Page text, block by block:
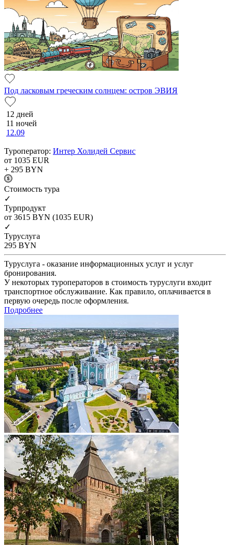
Под ласковым греческим солнцем: остров ЭВИЯ
12 дней
11 ночей
12.09
Туроператор: Интер Холидей Сервис
от 1035 EUR
+ 295 BYN
Cтоимость тура
✓
Турпродукт
от 3615 BYN (1035 EUR)
✓
Туруслуга
295 BYN
Туруслуга - оказание информационных услуг и услуг
бронирования.
У некоторых туроператоров в стоимость туруслуги входит
транспортное обслуживание. Как правило, оплачивается в
первую очередь после оформления.
Подробнее